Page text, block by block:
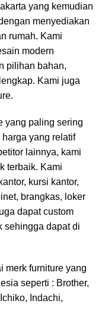
yang kemudian
menyediakan
rumah. Kami
modern
pilihan bahan,
Kami juga
yang paling sering
yang relatif
lainnya, kami
terbaik. Kami
kursi kantor,
brangkas, loker
dapat custom
sehingga dapat di
merk furniture yang
seperti : Brother,
Indachi,